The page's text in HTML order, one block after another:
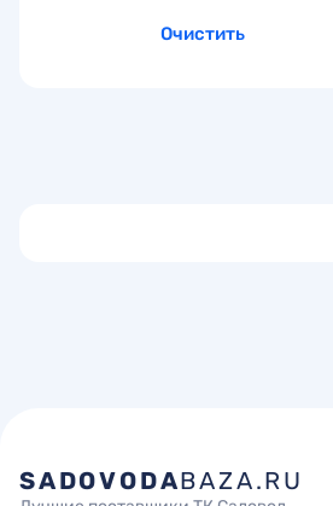
Очистить
SADOVODABAZA.RU